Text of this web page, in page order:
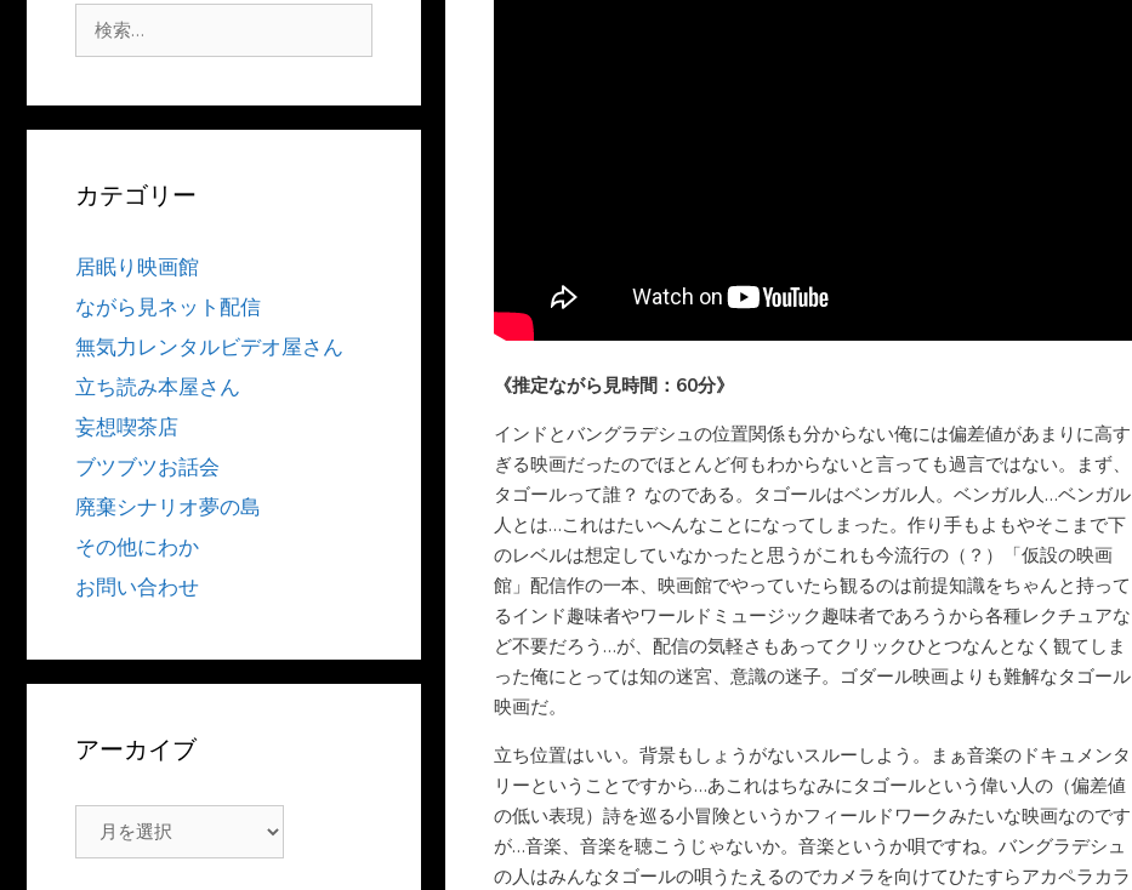
《推定ながら見時間：60分》
インドとバングラデシュの位置関係も分からない俺には偏差値があまりに高す
ぎる映画だったのでほとんど何もわからないと言っても過言ではない。まず、
タゴールって誰？ なのである。タゴールはベンガル人。ベンガル人…ベンガル
人とは…これはたいへんなことになってしまった。作り手もよもやそこまで下
のレベルは想定していなかったと思うがこれも今流行の（？）「仮設の映画
館」配信作の一本、映画館でやっていたら観るのは前提知識をちゃんと持って
るインド趣味者やワールドミュージック趣味者であろうから各種レクチュアな
ど不要だろう…が、配信の気軽さもあってクリックひとつなんとなく観てしま
った俺にとっては知の迷宮、意識の迷子。ゴダール映画よりも難解なタゴール
映画だ。
立ち位置はいい。背景もしょうがないスルーしよう。まぁ音楽のドキュメンタ
リーということですから…あこれはちなみにタゴールという偉い人の（偏差値
の低い表現）詩を巡る小冒険というかフィールドワークみたいな映画なのです
が…音楽、音楽を聴こうじゃないか。音楽というか唄ですね。バングラデシュ
の人はみんなタゴールの唄うたえるのでカメラを向けてひたすらアカペラカラ
索:
カテゴリー
居眠り映画館
ながら見ネット配信
無気力レンタルビデオ屋さん
立ち読み本屋さん
妄想喫茶店
ブツブツお話会
廃棄シナリオ夢の島
その他にわか
お問い合わせ
アーカイブ
ー